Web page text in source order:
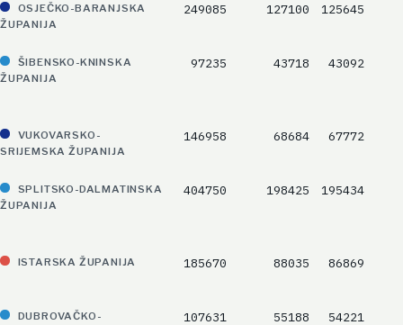
OSJEČKO-BARANJSKA
ŽUPANIJA
249085 127100 125645
ŠIBENSKO-KNINSKA
ŽUPANIJA
97235 43718 43092
VUKOVARSKO-
SRIJEMSKA ŽUPANIJA
146958 68684 67772
SPLITSKO-DALMATINSKA
ŽUPANIJA
404750 198425 195434
ISTARSKA ŽUPANIJA 185670 88035 86869
DUBROVAČKO-
107631 55188 54221